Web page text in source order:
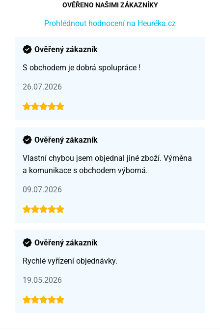
OVĚŘENO NAŠIMI ZÁKAZNÍKY
Prohlédnout hodnocení na Heuréka.cz
Ověřený zákazník
S obchodem je dobrá spolupráce !
26.07.2026
Ověřený zákazník
Vlastní chybou jsem objednal jiné zboží. Výměna
a komunikace s obchodem výborná.
09.07.2026
Ověřený zákazník
Rychlé vyřízení objednávky.
19.05.2026